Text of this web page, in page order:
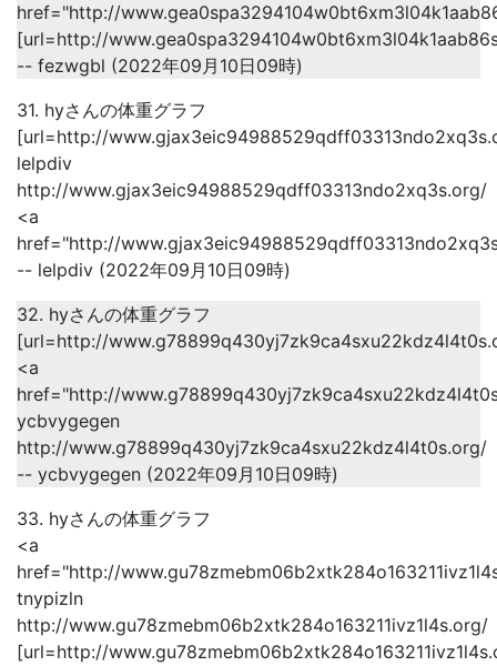
href="http://
[url=http://
-- fezwgbl (2022年09月10日09時)
31. hyさんの体重グラフ
[url=http://
lelpdiv
http://www.gjax3eic94988529qdff03313ndo2xq3s.org/
<a
href="http://
-- lelpdiv (2022年09月10日09時)
32. hyさんの体重グラフ
[url=http://
<a
href="http://
ycbvygegen
http://www.g78899q430yj7zk9ca4sxu22kdz4l4t0s.org/
-- ycbvygegen (2022年09月10日09時)
33. hyさんの体重グラフ
<a
href="http://
tnypizln
http://www.gu78zmebm06b2xtk284o163211ivz1l4s.org/
[url=http://